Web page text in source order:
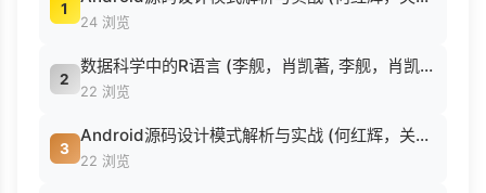
1
24 浏览
2
数据科学中的R语言 (李舰，肖凯著, 李舰，肖凯著；吴喜之审校, Pdg2Pic).pdf
22 浏览
3
Android源码设计模式解析与实战 (何红辉，关爱民著, 何红辉, 关爱民著, 何红辉, 关爱民).pdf
22 浏览